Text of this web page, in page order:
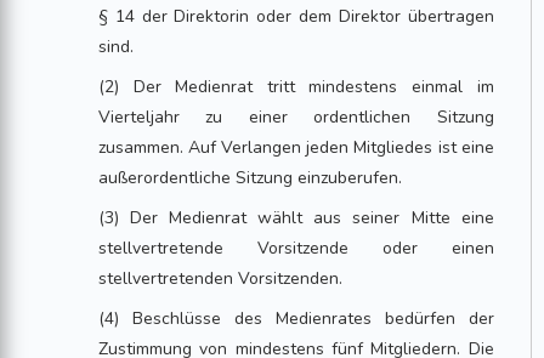
§ 14 der Direktorin oder dem Direktor übertragen
sind.
(2) Der Medienrat tritt mindestens einmal im
Vierteljahr zu einer ordentlichen Sitzung
zusammen. Auf Verlangen jeden Mitgliedes ist eine
außerordentliche Sitzung einzuberufen.
(3) Der Medienrat wählt aus seiner Mitte eine
stellvertretende Vorsitzende oder einen
stellvertretenden Vorsitzenden.
(4) Beschlüsse des Medienrates bedürfen der
Zustimmung von mindestens fünf Mitgliedern. Die